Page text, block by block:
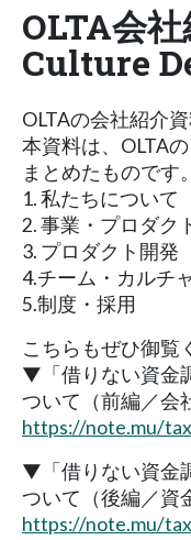
OLTA会
Culture
OLTAの会社紹介資
本資料は、OLTA
まとめたものです。
1. 私たちについて
2. 事業・プロダク
3. プロダクト開発
4.チーム・カルチ
5.制度・採用
こちらもぜひ御覧
▼「借りない資金
ついて（前編／会
https://note.mu/
▼「借りない資金
ついて（後編／資
https://note.mu/